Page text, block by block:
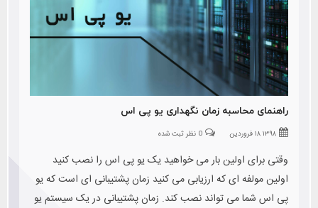
راهنمای محاسبه زمان نگهداری یو پی اس
۱۳۹۸ ۱۸ فروردین 0 نظر ثبت شده
وقتی برای اولین بار می خواهید یک یو پی اس را نصب کنید
اولین مولفه ای که ارزیابی می کنید زمان پشتیبانی ای است که یو
پی اس شما می تواند نصب کند. زمان پشتیبانی در یک سیستم یو